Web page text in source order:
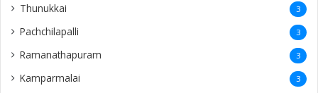
Thunukkai 3
Pachchilapalli 3
Ramanathapuram 3
Kamparmalai 3